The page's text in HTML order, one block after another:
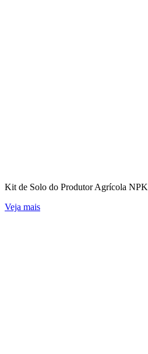
Kit de Solo do Produtor Agrícola NPK
Veja mais